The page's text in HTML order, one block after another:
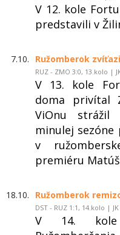
V 12. kole
predstavili v
7.10. Ružomberok
RUZ - ZMO 3:0, 13.kolo |
V 13. kole
doma privítal
ViOnu strážil
minulej
v
premiéru
18.10. Ružomberok
DST - RUZ 1:1, 14.kolo | JK
V 14.